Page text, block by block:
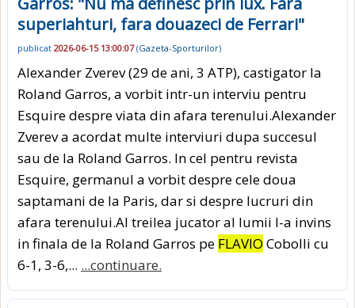
superiahturi, fara douazeci de Ferrari"
publicat 2026-06-15 13:00:07(Gazeta-Sporturilor)
Alexander Zverev (29 de ani, 3 ATP), castigator la
Roland Garros, a vorbit intr-un interviu pentru
Esquire despre viata din afara terenului.Alexander
Zverev a acordat multe interviuri dupa succesul
sau de la Roland Garros. In cel pentru revista
Esquire, germanul a vorbit despre cele doua
saptamani de la Paris, dar si despre lucruri din
afara terenului.Al treilea jucator al lumii l-a invins
in finala de la Roland Garros pe FLAVIO Cobolli cu
6-1, 3-6,... ...continuare.